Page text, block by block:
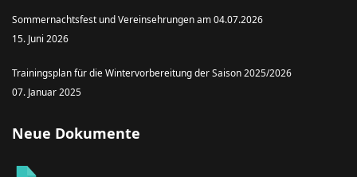
Sommernachtsfest und Vereinsehrungen am 04.07.2026
15. Juni 2026
Trainingsplan für die Wintervorbereitung der Saison 2025/2026
07. Januar 2025
Neue Dokumente